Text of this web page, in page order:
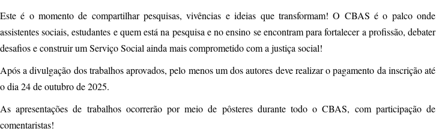
Este é o momento de compartilhar pesquisas, vivências e ideias que transformam! O CBAS é o palco onde
assistentes sociais, estudantes e quem está na pesquisa e no ensino se encontram para fortalecer a profissão, debater
desafios e construir um Serviço Social ainda mais comprometido com a justiça social!
Após a divulgação dos trabalhos aprovados, pelo menos um dos autores deve realizar o pagamento da inscrição até
o dia 24 de outubro de 2025.
As apresentações de trabalhos ocorrerão por meio de pôsteres durante todo o CBAS, com participação de
comentaristas!